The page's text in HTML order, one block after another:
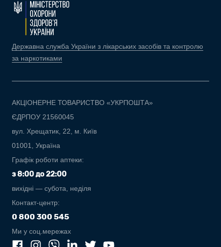
Державна служба України з лікарських засобів та контролю
за наркотиками
АКЦІОНЕРНЕ ТОВАРИСТВО «УКРПОШТА»
ЄДРПОУ 21560045
вул. Хрещатик, 22, м. Київ
01001, Україна
Графік роботи аптеки:
з 8:00 до 22:00
вихідні — субота, неділя
Контакт-центр:
0 800 300 545
Ми у соц.мережах